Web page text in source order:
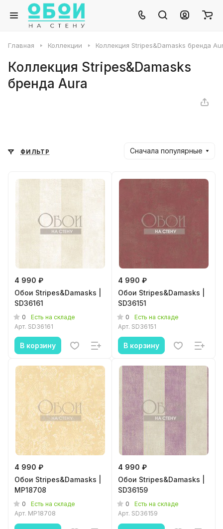
Главная Коллекции Коллекция Stripes&Damasks бренда
Коллекция Stripes&Damasks
бренда Aura
ФИЛЬТР Сначала популярные
4 990 ₽
Обои Stripes&Damasks |
SD36161
0
Есть на складе
Арт. SD36161
В корзину
4 990 ₽
Обои Stripes&Damasks |
SD36151
0
Есть на складе
Арт. SD36151
В корзину
4 990 ₽
Обои Stripes&Damasks |
MP18708
0
Есть на складе
Арт. MP18708
4 990 ₽
Обои Stripes&Damasks |
SD36159
0
Есть на складе
Арт. SD36159